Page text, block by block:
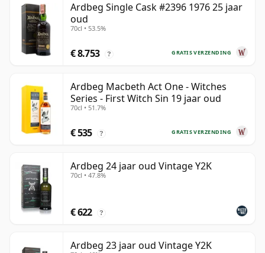
Ardbeg Single Cask #2396 1976 25 jaar
oud
70cl • 53.5%
GRATIS VERZENDING
€ 8.753 ?
Ardbeg Macbeth Act One - Witches
Series - First Witch Sin 19 jaar oud
70cl • 51.7%
GRATIS VERZENDING
€ 535 ?
Ardbeg 24 jaar oud Vintage Y2K
70cl • 47.8%
€ 622 ?
Ardbeg 23 jaar oud Vintage Y2K